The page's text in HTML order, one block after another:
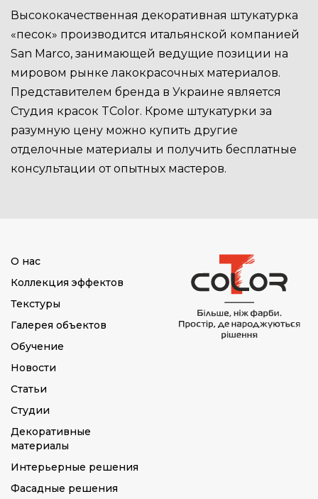
Высококачественная декоративная штукатурка
«песок» производится итальянской компанией
San Marco, занимающей ведущие позиции на
мировом рынке лакокрасочных материалов.
Представителем бренда в Украине является
Студия красок TColor. Кроме штукатурки за
разумную цену можно купить другие
отделочные материалы и получить бесплатные
консультации от опытных мастеров.
О нас
Коллекция эффектов
Текстуры
Галерея объектов
Обучение
Новости
Статьи
Студии
Декоративные
материалы
Интерьерные решения
Фасадные решения